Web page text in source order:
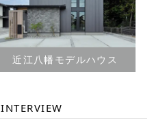
近江八幡モデルハウス
INTERVIEW